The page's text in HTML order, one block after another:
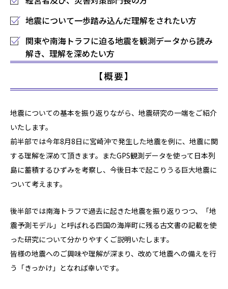
地震について一歩踏み込んだ理解をされたい方
関東や南海トラフに迫る地震を観測データから読み
解き、理解を深めたい方
【概要】
地震についての基本を振り返りながら、地震研究の一端をご紹介
いたします。
前半部では今年8月8日に宮崎沖で発生した地震を例に、地震に関
する理解を深めて頂きます。またGPS観測データを使って日本列
島に蓄積するひずみを考察し、今後日本で起こりうる巨大地震に
ついて考えます。
後半部では南海トラフで過去に起きた地震を振り返りつつ、「地
震予測モデル」と呼ばれる四国の海岸町に残る古文書の記載を使
った研究について分かりやすくご説明いたします。
皆様の地震へのご興味や理解が深まり、改めて地震への備えを行
う「きっかけ」となれば幸いです。